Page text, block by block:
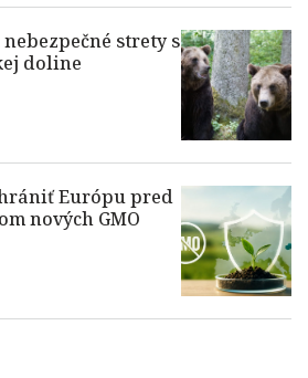
strety s
doline
Európu pred
nových GMO